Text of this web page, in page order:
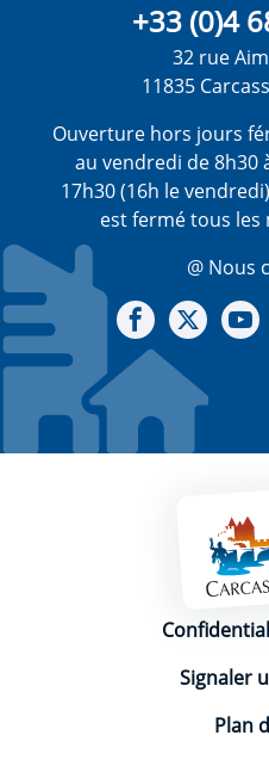
+33 (0)4
32 rue
11835
Ouverture hors jours
au vendredi de 8h30
17h30 (16h le
est fermé tous
@ Nous
Notre
Signaler
Plan